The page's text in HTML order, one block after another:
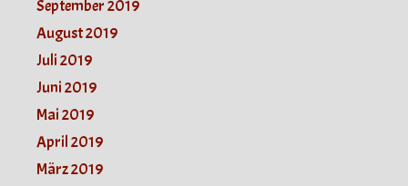
September 2019
August 2019
Juli 2019
Juni 2019
Mai 2019
April 2019
März 2019